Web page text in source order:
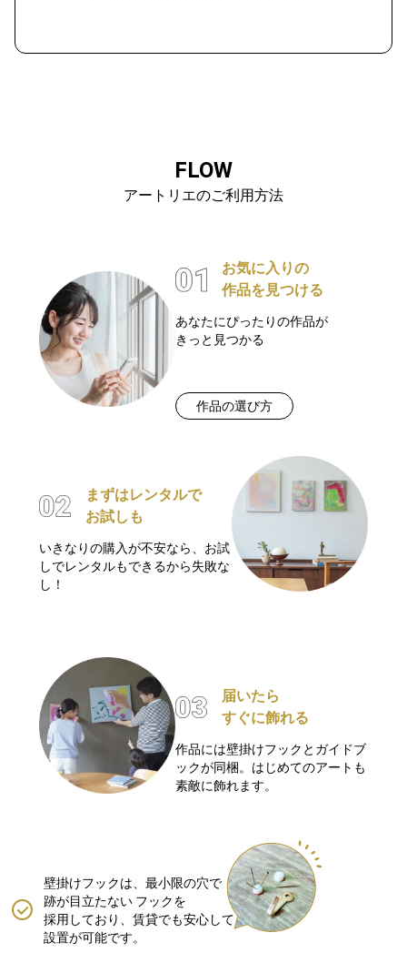
FLOW
アートリエのご利用方法
お気に入りの
作品を見つける
あなたにぴったりの作品が
きっと見つかる
作品の選び方
まずはレンタルで
お試しも
いきなりの購入が不安なら、お試
しでレンタルもできるから失敗な
し！
届いたら
すぐに飾れる
作品には壁掛けフックとガイドブ
ックが同梱。はじめてのアートも
素敵に飾れます。
壁掛けフックは、最小限の穴で
跡が目立たない フックを
採用しており、賃貸でも安心して
設置が可能です。